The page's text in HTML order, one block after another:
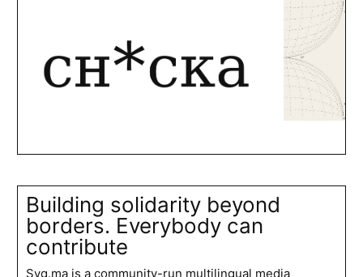
Building solidarity beyond
borders. Everybody can
contribute
Syg.ma is a community-run multilingual media